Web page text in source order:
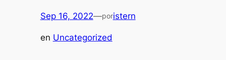
Sep 16, 2022—poristern
en Uncategorized